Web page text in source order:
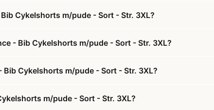
Cykelshorts m/pude - Sort - Str. 3XL?
- Bib Cykelshorts m/pude - Sort - Str. 3XL?
Cykelshorts m/pude - Sort - Str. 3XL?
m/pude - Sort - Str. 3XL?